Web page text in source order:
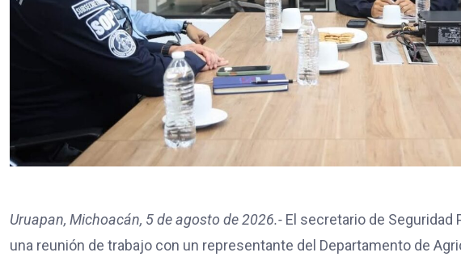
Uruapan, Michoacán, 5 de agosto de 2026.- El secretario de Seguridad
una reunión de trabajo con un representante del Departamento de